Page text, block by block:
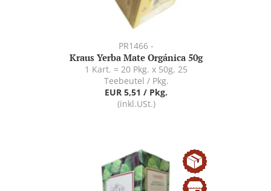
PR1466 -
Kraus Yerba Mate Orgánica 50g
1 Kart. = 20 Pkg. x 50g, 25
Teebeutel / Pkg.
EUR 5,51 / Pkg.
(inkl.USt.)